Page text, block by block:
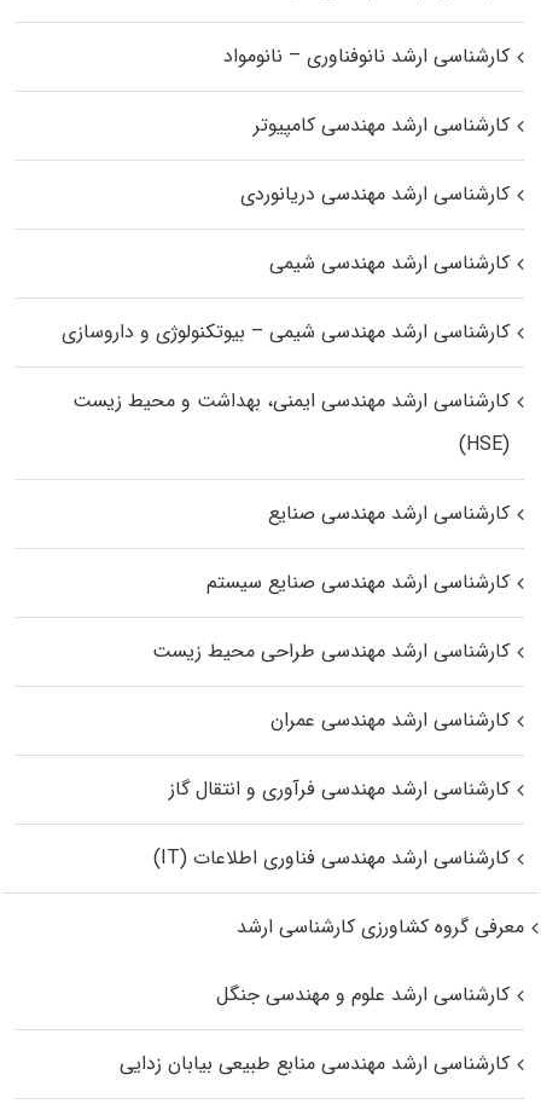
کارشناسی ارشد نانوفناوری – نانومواد
کارشناسی ارشد مهندسی کامپیوتر
کارشناسی ارشد مهندسی دریانوردی
کارشناسی ارشد مهندسی شیمی
کارشناسی ارشد مهندسی شیمی – بیوتکنولوژی و داروسازی
کارشناسی ارشد مهندسی ایمنی، بهداشت و محیط زیست
(HSE)
کارشناسی ارشد مهندسی صنایع
کارشناسی ارشد مهندسی صنایع سیستم
کارشناسی ارشد مهندسی طراحی محیط زیست
کارشناسی ارشد مهندسی عمران
کارشناسی ارشد مهندسی فرآوری و انتقال گاز
کارشناسی ارشد مهندسی فناوری اطلاعات (IT)
معرفی گروه کشاورزی کارشناسی ارشد
کارشناسی ارشد علوم و مهندسی جنگل
کارشناسی ارشد مهندسی منابع طبیعی بیابان زدایی